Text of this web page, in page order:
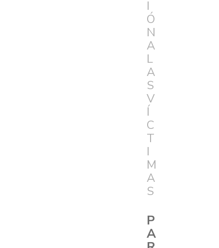
I
Ó
N
A
L
A
S
V
Í
C
T
I
M
A
S
P
A